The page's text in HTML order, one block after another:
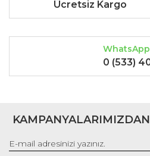
Ücretsiz Kargo
0 (533)